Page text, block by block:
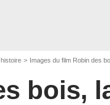
Images du film Robin des
bois,